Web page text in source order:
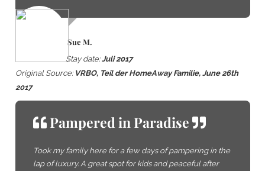
Sue M.
Stay date:Juli 2017
Original Source: VRBO, Teil der HomeAway Familie, June 26th
2017
Pampered in Paradise
Took my family here for a few days of pampering in the
lap of luxury. A great spot for kids and peaceful after